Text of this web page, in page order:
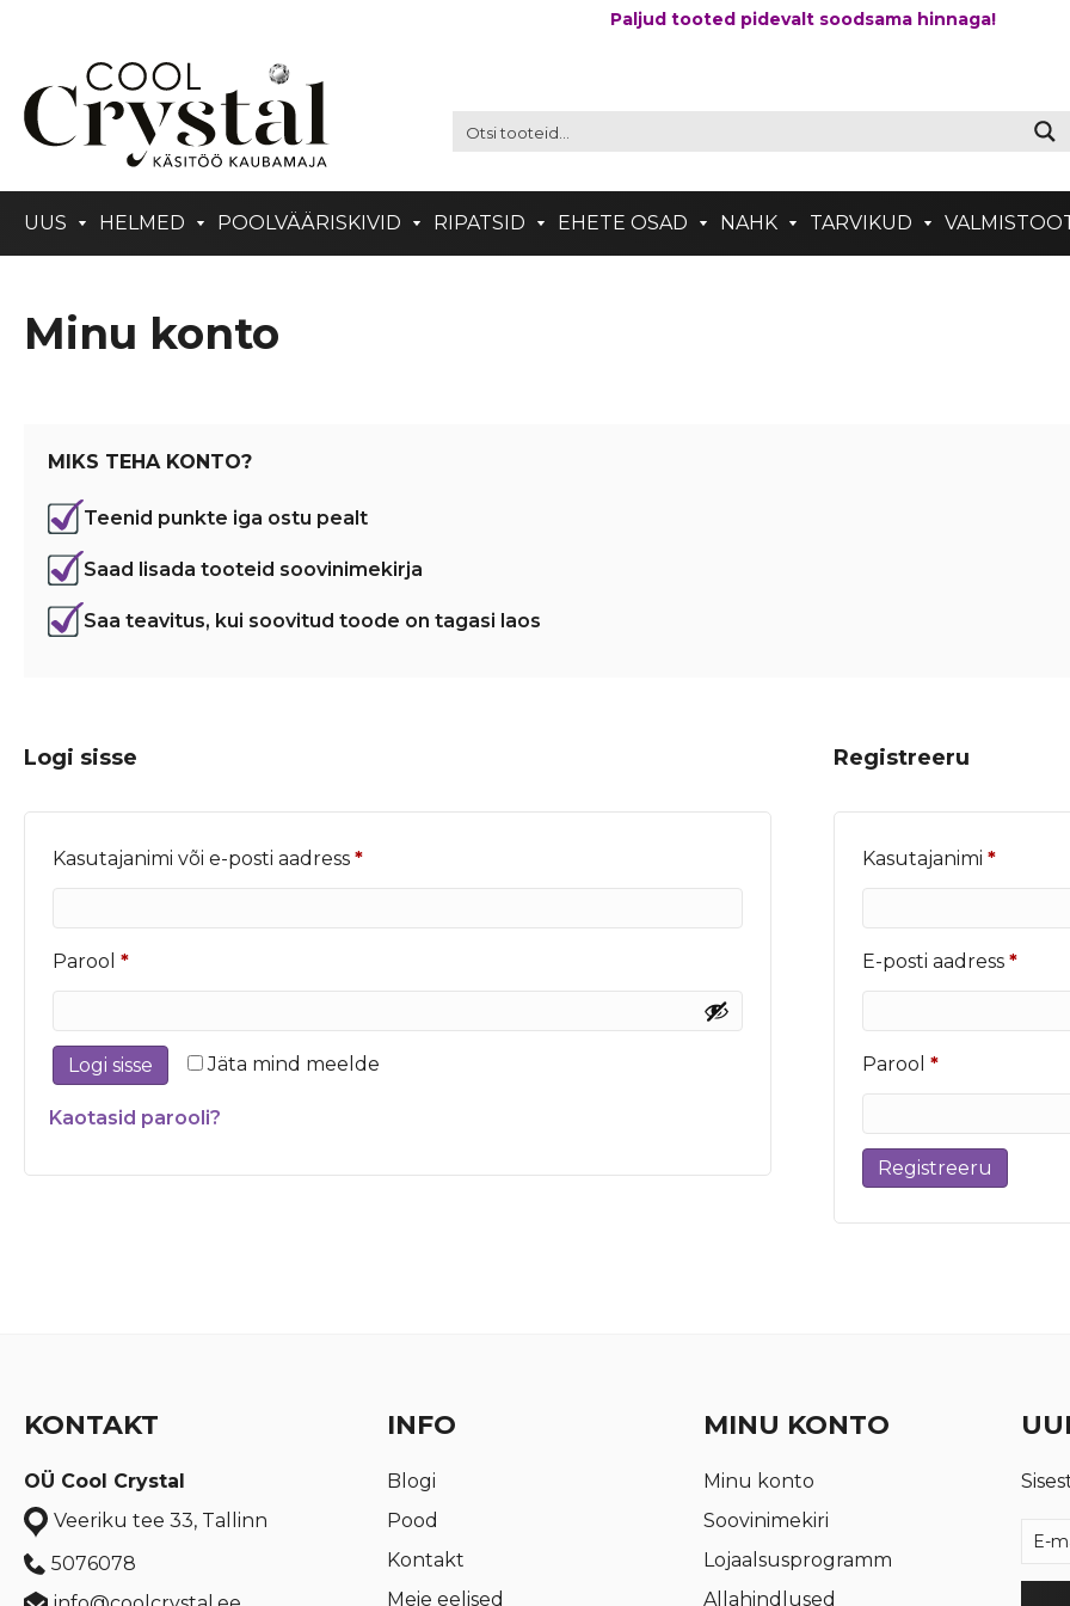
Paljud tooted pidevalt soodsama hinnaga!
UUS HELMED POOLVÄÄRISKIVID RIPATSID EHETE OSAD NAHK TARVIKUD
Minu konto
MIKS TEHA KONTO?
Teenid punkte iga ostu pealt
Saad lisada tooteid soovinimekirja
Saa teavitus, kui soovitud toode on tagasi laos
Logi sisse
Kasutajanimi või e-posti aadress *Nõutud
Parool *Nõutud
Jäta mind meelde
Logi sisse
Kaotasid parooli?
Registreeru
Kasutajanimi*
E-posti aadress*
Parool*Nõutud
Registreeru
KONTAKT
OÜ Cool Crystal
Veeriku tee 33, Tallinn
5076078
INFO
Blogi
Pood
Kontakt
Meie eelised
MINU KONTO
Minu konto
Soovinimekiri
Lojaalsusprogramm
Allahindlused